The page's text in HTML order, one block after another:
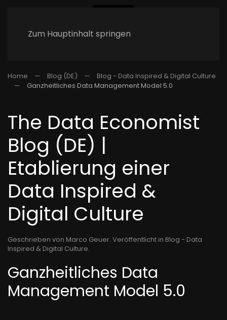
Zum Hauptinhalt springen
Home Blog (DE)
Blog - Data Inspired & Digital Culture
Ganzheitliches Data Management Model 5.0
The Data Economist
Blog (DE) |
Etablierung einer
Data Inspired &
Digital Culture
Geschrieben von Marco Geuer. Veröffentlicht in Blog - Data
Inspired & Digital Culture.
Ganzheitliches Data
Management Model 5.0